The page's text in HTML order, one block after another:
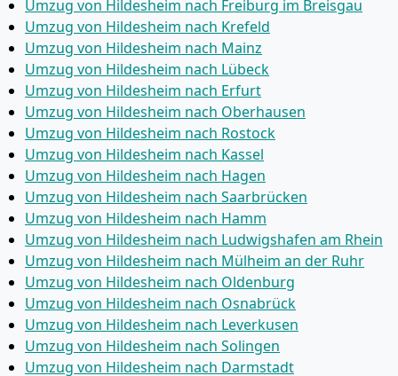
Umzug von Hildesheim nach Freiburg im Breisgau
Umzug von Hildesheim nach Krefeld
Umzug von Hildesheim nach Mainz
Umzug von Hildesheim nach Lübeck
Umzug von Hildesheim nach Erfurt
Umzug von Hildesheim nach Oberhausen
Umzug von Hildesheim nach Rostock
Umzug von Hildesheim nach Kassel
Umzug von Hildesheim nach Hagen
Umzug von Hildesheim nach Saarbrücken
Umzug von Hildesheim nach Hamm
Umzug von Hildesheim nach Ludwigshafen am Rhein
Umzug von Hildesheim nach Mülheim an der Ruhr
Umzug von Hildesheim nach Oldenburg
Umzug von Hildesheim nach Osnabrück
Umzug von Hildesheim nach Leverkusen
Umzug von Hildesheim nach Solingen
Umzug von Hildesheim nach Darmstadt